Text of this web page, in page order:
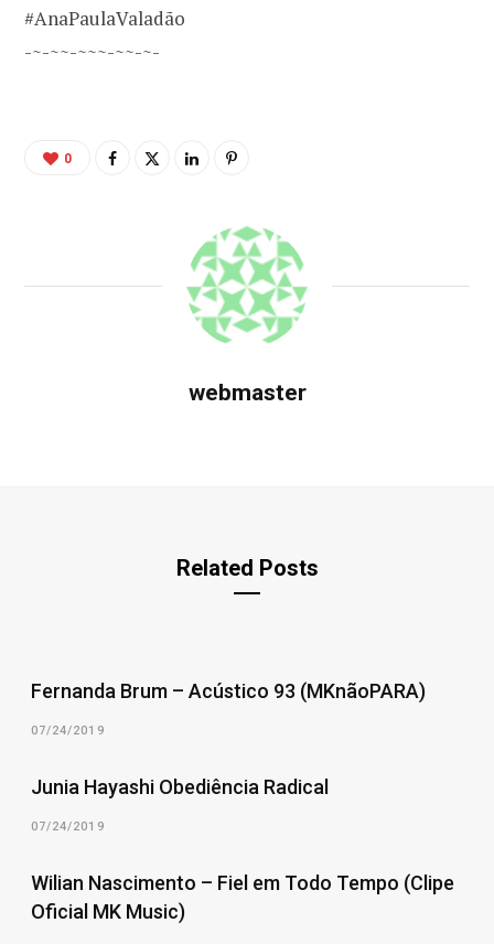
#AnaPaulaValadão
-~-~~-~~~-~~-~-
0
webmaster
Related Posts
Fernanda Brum – Acústico 93 (MKnãoPARA)
07/24/2019
Junia Hayashi Obediência Radical
07/24/2019
Wilian Nascimento – Fiel em Todo Tempo (Clipe
Oficial MK Music)